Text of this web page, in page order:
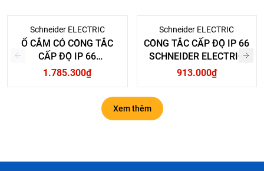
Schneider ELECTRIC
Ổ CẮM CÓ CÔNG TẮC
CẤP ĐỘ IP 66
SCHNEIDER ELECTRIC
1.785.300₫
Schneider ELECTRIC
CÔNG TẮC CẤP ĐỘ IP 66
SCHNEIDER ELECTRIC
913.000₫
Xem thêm